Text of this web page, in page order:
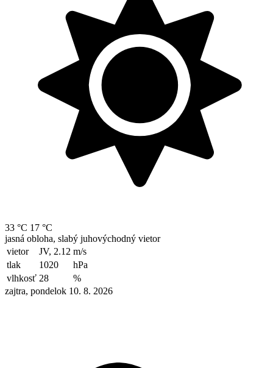
33 °C 17 °C
jasná obloha, slabý juhovýchodný vietor
vietor
JV, 2.12 m/s
tlak
1020
hPa
vlhkosť 28
%
zajtra, pondelok 10. 8. 2026